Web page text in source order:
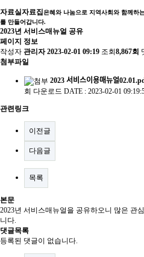
자료실자료집은혜와 나눔으로 지역사회와 함께하
를 만들어갑니다.
2023년 서비스매뉴얼 공유
페이지 정보
작성자 관리자 2023-02-01 09:19 조회 8,867회
첨부파일
2023
회 다운로드 DATE : 2023-02-01
관련링크
이전글
다음글
목록
본문
2023년 서비스매뉴얼을 공유하오니 많은 관
니다.
댓글목록
등록된 댓글이 없습니다.